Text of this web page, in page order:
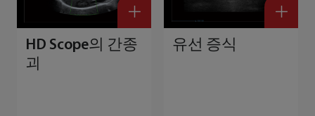
HD Scope의 간종
괴
유선 증식